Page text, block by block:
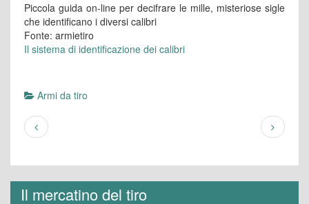
Piccola guida on-line per decifrare le mille, misteriose sigle
che identificano i diversi calibri
Fonte: armietiro
Il sistema di identificazione dei calibri
Armi da tiro
Il mercatino del tiro